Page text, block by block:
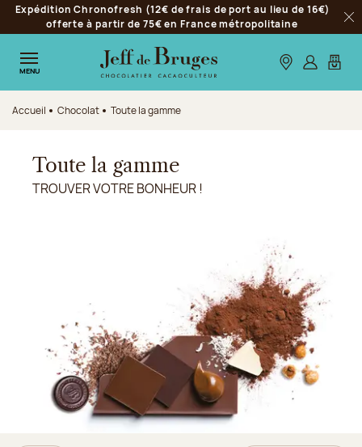
Aller à la navigation
Aller au contenu principal
Aller au pied de page
Expédition Chronofresh (12€ de frais de port au lieu de 16€)
offerte à partir de 75€ en France métropolitaine
MENU Nos boutiques
S’identifier
Mon
Accueil Chocolat Toute la gamme
Toute la gamme
TROUVER VOTRE BONHEUR !